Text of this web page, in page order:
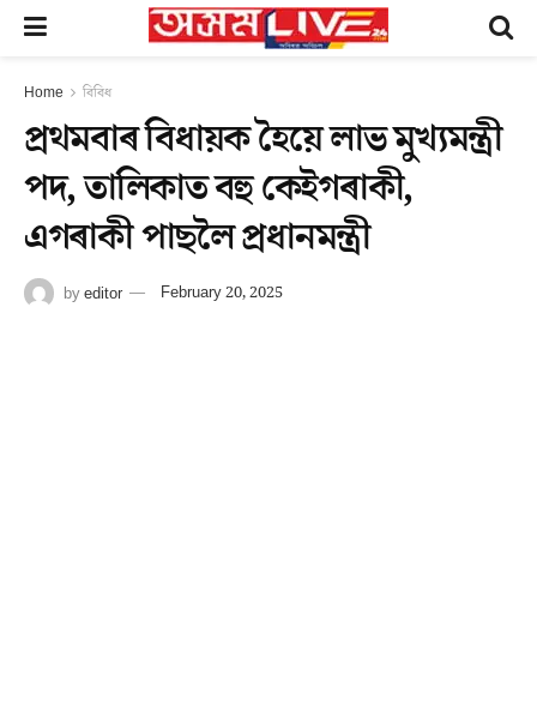
Home বিবিধ
প্ৰথমবাৰ বিধায়ক হৈয়ে লাভ মুখ্যমন্ত্ৰী
পদ, তালিকাত বহু কেইগৰাকী,
এগৰাকী পাছলৈ প্ৰধানমন্ত্ৰী
byeditor February 20, 2025